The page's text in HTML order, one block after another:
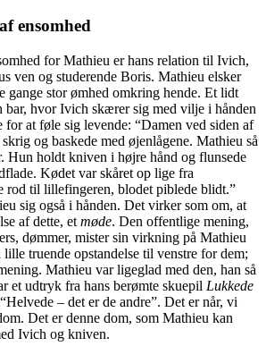
ensomhed
for Mathieu er hans relation til Ivich,
ven og studerende Boris. Mathieu elsker
gange stor ømhed omkring hende. Et lidt
bar, hvor Ivich skærer sig med vilje i hånden
for at føle sig levende: “Damen ved siden af
og baskede med øjenlågene. Mathieu så
holdt kniven i højre hånd og flunsede
Kødet var skåret op lige fra
rod til lillefingeren, blodet piblede blidt.”
sig også i hånden. Det virker som om, at
af dette, et møde. Den offentlige mening,
dømmer, mister sin virkning på Mathieu
truende opstandelse til venstre for dem;
Mathieu var ligeglad med den, han så
et udtryk fra hans berømte skuepil Lukkede
– det er de andre”. Det er når, vi
Det er denne dom, som Mathieu kan
Ivich og kniven.